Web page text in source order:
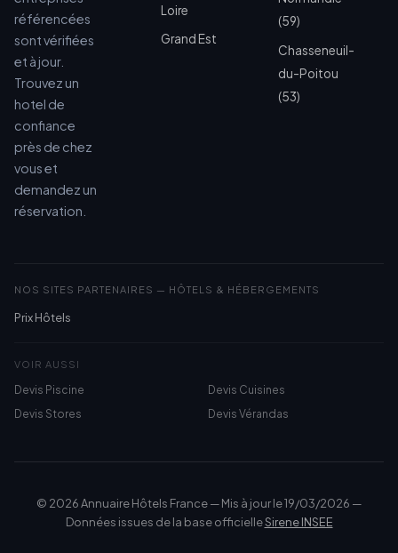
référencées
sont vérifiées
et à jour.
Trouvez un
hotel de
confiance
près de chez
vous et
demandez un
réservation.
Loire
Grand Est
(59)
Chasseneuil-
du-Poitou
(53)
NOS SITES PARTENAIRES — HÔTELS & HÉBERGEMENTS
Prix Hôtels
VOIR AUSSI
Devis Piscine
Devis Cuisines
Devis Stores
Devis Vérandas
© 2026 Annuaire Hôtels France — Mis à jour le 19/03/2026 —
Données issues de la base officielleSirene INSEE